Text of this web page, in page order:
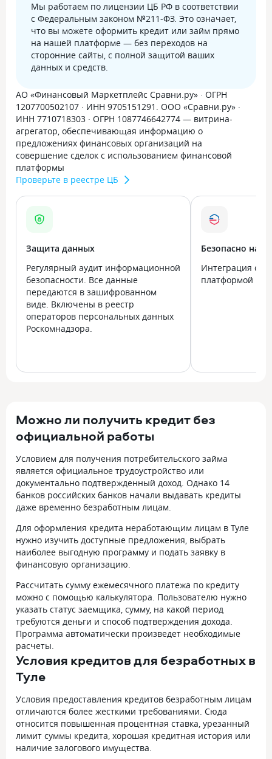
Мы работаем по лицензии ЦБ РФ в соответствии
с Федеральным законом №211-ФЗ. Это означает,
что вы можете оформить кредит или займ прямо
на нашей платформе — без переходов на
сторонние сайты, с полной защитой ваших
данных и средств.
АО «Финансовый Маркетплейс Сравни.ру» · ОГРН
1207700502107 · ИНН 9705151291. ООО «Сравни.ру» ·
ИНН 7710718303 · ОГРН 1087746642774 — витрина-
агрегатор, обеспечивающая информацию о
предложениях финансовых организаций на
совершение сделок с использованием финансовой
платформы
Проверьте в реестре ЦБ
Защита данных
Регулярный аудит информационной
безопасности. Все данные
передаются в зашифрованном
виде. Включены в реестр
операторов персональных данных
Роскомнадзора.
Безопасно на
Интеграция с
платформой
Можно ли получить кредит без
официальной работы
Условием для получения потребительского займа
является официальное трудоустройство или
документально подтвержденный доход. Однако 14
банков российских банков начали выдавать кредиты
даже временно безработным лицам.
Для оформления кредита неработающим лицам в Туле
нужно изучить доступные предложения, выбрать
наиболее выгодную программу и подать заявку в
финансовую организацию.
Рассчитать сумму ежемесячного платежа по кредиту
можно с помощью калькулятора. Пользователю нужно
указать статус заемщика, сумму, на какой период
требуются деньги и способ подтверждения дохода.
Программа автоматически произведет необходимые
расчеты.
Условия кредитов для безработных в
Туле
Условия предоставления кредитов безработным лицам
отличаются более жесткими требованиями. Сюда
относится повышенная процентная ставка, урезанный
лимит суммы кредита, хорошая кредитная история или
наличие залогового имущества.